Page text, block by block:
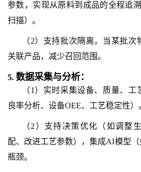
参数，实现从原料到成品的全程追
扫描）。
（2）支持批次隔离，当某批
关联产品，减少召回范围。
5. 数据采集与分析：
（1）实时采集设备、质量、
良率分析、设备OEE、工艺稳定性）
（2）支持决策优化（如调整
配、改进工艺参数），集成AI模型
瓶颈。